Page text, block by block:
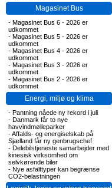
Magasinet Bus
- Magasinet Bus 6 - 2026 er
udkommet
- Magasinet Bus 5 - 2026 er
udkommet
- Magasinet Bus 4 - 2026 er
udkommet
- Magasinet Bus 3 - 2026 er
udkommet
- Magasinet Bus 2 - 2026 er
udkommet
Energi, miljø og klima
- Pantning nåede ny rekord i juli
- Danmark får to nye
havvindmølleparker
-Affalds- og energiselskab på
Sjælland får ny genbrugschef
- Delebilstjeneste samarbejder med
kinesisk virksomhed om
selvkørende biler
- Nye asfalttyper kan begrænse
CO2-belastningen